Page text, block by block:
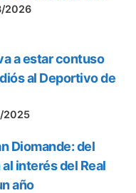
2026
a estar contuso
al Deportivo de
2025
Diomande: del
interés del Real
año